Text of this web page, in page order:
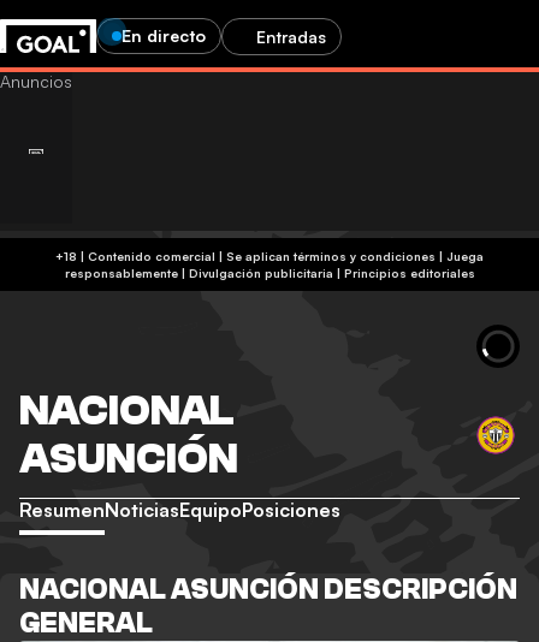
En directo Entradas
+18 | Contenido comercial | Se aplican términos y condiciones | Juega
responsablemente| Divulgación publicitaria | Principios editoriales
NACIONAL
ASUNCIÓN
ResumenNoticiasEquipoPosiciones
NACIONAL ASUNCIÓN DESCRIPCIÓN
GENERAL